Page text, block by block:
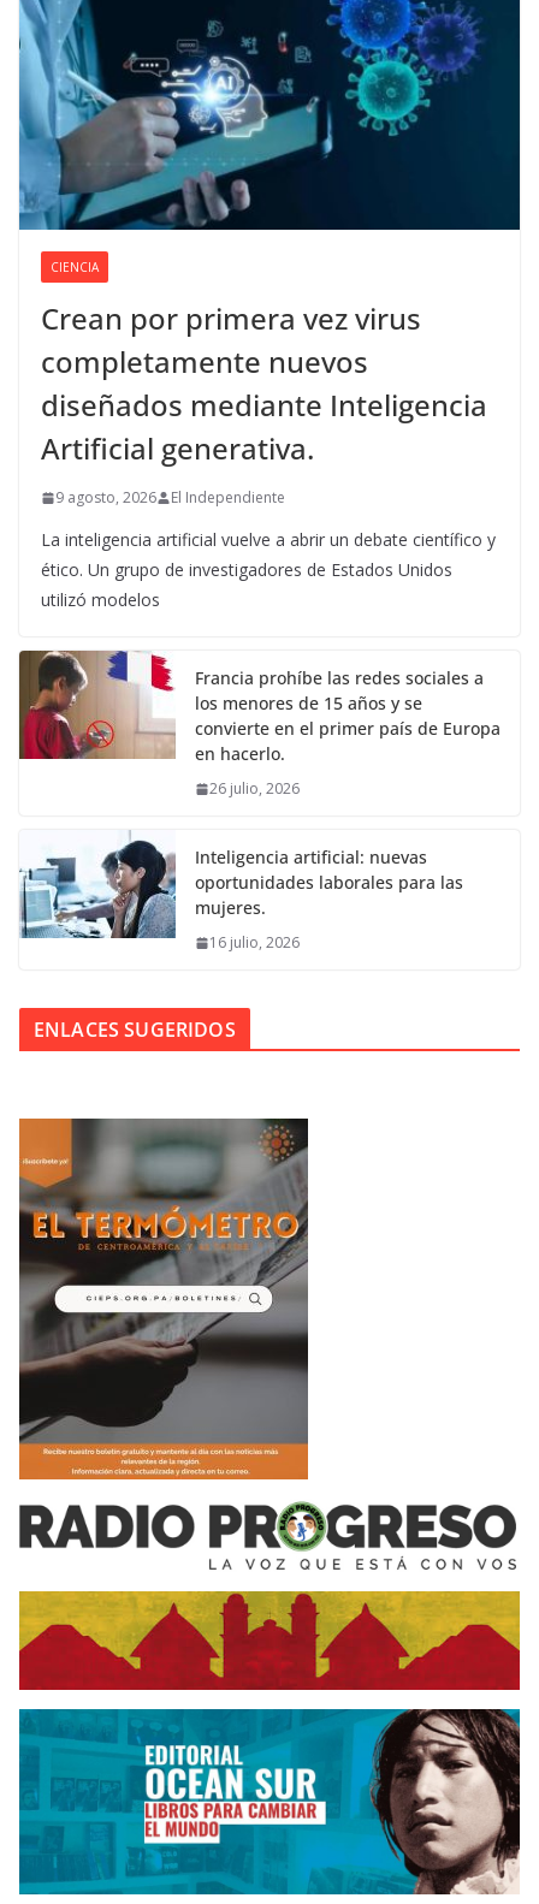
CIENCIA
Crean por primera vez virus
completamente nuevos
diseñados mediante Inteligencia
Artificial generativa.
9 agosto, 2026 El Independiente
La inteligencia artificial vuelve a abrir un debate científico y
ético. Un grupo de investigadores de Estados Unidos
utilizó modelos
Francia prohíbe las redes sociales a
los menores de 15 años y se
convierte en el primer país de Europa
en hacerlo.
26 julio, 2026
Inteligencia artificial: nuevas
oportunidades laborales para las
mujeres.
16 julio, 2026
ENLACES SUGERIDOS